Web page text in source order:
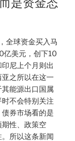
全球资金买入马
亿美元，创下10
尼上个月则出
之所以在这一
能源出口国属
不会特别关注
券市场看的是
性、政策空
所以这条新闻